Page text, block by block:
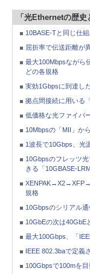
「光Ethernetの歴
10BASE-Tと同じ仕
屈折率で伝送距離が
最大100Mbpsながら
どの各規格
実効1Gbpsに到達し
拠点間接続に用いる
低価格な光ファイバ
10Mbpsの「MII」か
1波長で10Gbps、光
10Gbpsのフレッツ
きる「10GBASE-LRM
規格
10Gbpsのシリアル
10GbEの次は40GbE
最大100Gbps、「
IEEE 802.3baで定義
100Gbpsで100mを